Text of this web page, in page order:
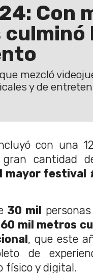
Con
mezcló
y de
con una
cantidad
mayor festival
30 mil
60 mil metros
, que este
de
físico y digital.